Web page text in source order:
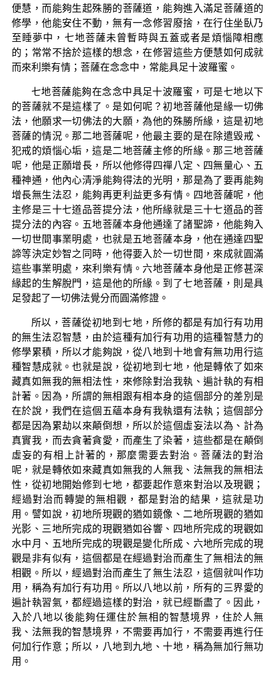
便慧，而能夠生起殊勝的菩薩道，能夠進入滿足菩薩道的
修學，他能安住不動，無有一念修習廢捨，在行住坐臥乃
至睡夢中，七地菩薩未曾暫時與五蓋或者是煩惱障相應
的；常常不捨於這樣的想念，在修習這些方便慧如何成就
而來利樂有情；菩薩在念念中，常能具足十波羅蜜。
七地菩薩能夠在念念中具足十波羅蜜，可是七地以下
的菩薩就不是這樣了。是如何呢？初地菩薩他是緣一切佛
法，他願求一切佛法的大願，為他的殊勝所緣，這是初地
菩薩的情況。那二地菩薩呢，他最主要的是在除遣毀戒、
犯戒的煩惱心垢，這是二地菩薩主修的所緣。那三地菩薩
呢，他是正願增長，所以他修得四禪八定、四無量心、五
種神通，他內心清淨能夠得法的光明，那是為了要再能夠
增長無生法忍，能夠再更利益更多有情。四地菩薩呢，他
主修是三十七道品菩提分法，他所緣就是三十七道品的菩
提分法的內容。五地菩薩本身他通達了諸聖諦，他能夠入
一切世間事業明處，也就是五地菩薩本身，他在通達四聖
諦等決定妙智之同時，他得要入於一切世間，來成就圓滿
這些事業明處，來利樂有情。六地菩薩本身他是正修甚深
緣起的生解脫門，這是他的所緣。到了七地菩薩，則是具
足發起了一切佛法覺分而圓滿修證。
所以，菩薩從初地到七地，所修的都是有加行有功用
的無生法忍智慧，由於這種有加行有功用的這種智慧力的
修學累積，所以才能夠說，從八地到十地會有無功用行這
種智慧成就。也就是說，從初地到七地，他是轉依了如來
藏真如無我的無相法性，來修除對治我執、遍計執的有相
計著。因為，所謂的無相跟有相本身的這個部分的差別是
在於說，我們在這個五蘊本身有我執還有法執；這個部分
都是因為累劫以來顛倒想，所以於這個虛妄法以為、計為
真實我，而去貪著貪愛，而產生了染著，這些都是在顛倒
虛妄的有相上計著的，那麼需要去對治。菩薩法的對治
呢，就是轉依如來藏真如無我的人無我、法無我的無相法
性，從初地開始修到七地，都要起作意來對治以及現觀；
經過對治而轉變的無相觀，都是對治的結果，這就是功
用。譬如說，初地所現觀的猶如鏡像、二地所現觀的猶如
光影、三地所完成的現觀猶如谷響、四地所完成的現觀如
水中月、五地所完成的現觀是變化所成、六地所完成的現
觀是非有似有，這個都是在經過對治而產生了無相法的無
相觀。所以，經過對治而產生了無生法忍，這個就叫作功
用，稱為有加行有功用。所以八地以前，所有的三界愛的
遍計執習氣，都經過這樣的對治，就已經斷盡了。因此，
入於八地以後能夠任運住於無相的智慧境界，住於人無
我、法無我的智慧境界，不需要再加行，不需要再進行任
何加行作意；所以，八地到九地、十地，稱為無加行無功
用。